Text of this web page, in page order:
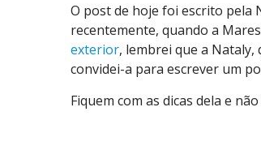
O post de hoje foi escrito pela
recentemente, quando a
exterior, lembrei que a
convidei-a para escrever um
Fiquem com as dicas dela e